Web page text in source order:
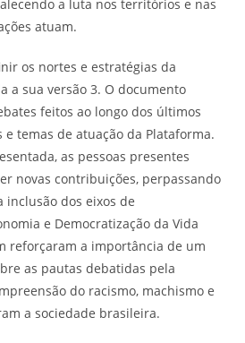
a luta nos territórios e nas
atuam.
os nortes e estratégias da
a sua versão 3. O documento
feitos ao longo dos últimos
e temas de atuação da Plataforma.
as pessoas presentes
novas contribuições, perpassando
inclusão dos eixos de
e Democratização da Vida
reforçaram a importância de um
as pautas debatidas pela
do racismo, machismo e
a sociedade brasileira.